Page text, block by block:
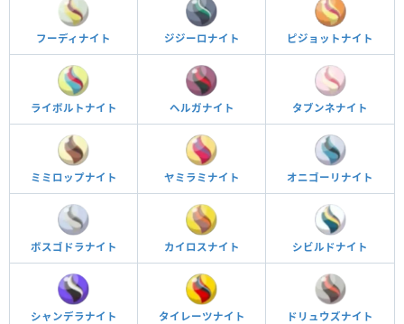
フーディナイト ジジーロナイト ピジョットナイト
ライボルトナイト ヘルガナイト タブンネナイト
ミミロップナイト ヤミラミナイト オニゴーリナイト
ボスゴドラナイト カイロスナイト シビルドナイト
シャンデラナイト タイレーツナイト ドリュウズナイト